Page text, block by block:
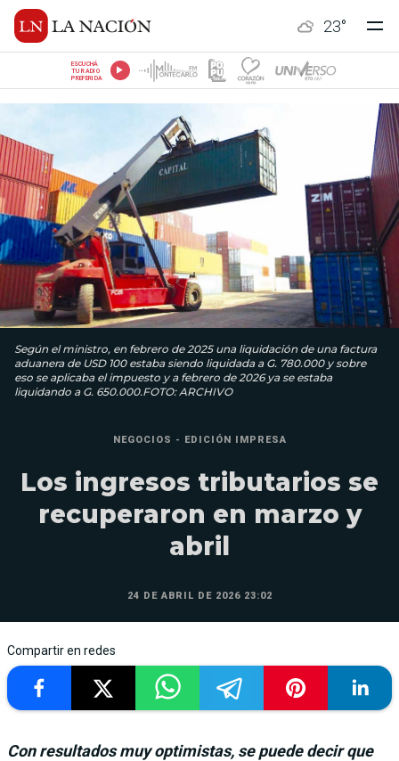
23°
ESCUCHÁ
TU RADIO
PREFERIDA
Según el ministro, en febrero de 2025 una liquidación de una factura
aduanera de USD 100 estaba siendo liquidada a G. 780.000 y sobre
eso se aplicaba el impuesto y a febrero de 2026 ya se estaba
liquidando a G. 650.000.FOTO: ARCHIVO
NEGOCIOS - EDICIÓN IMPRESA
Los ingresos tributarios se
recuperaron en marzo y
abril
24 DE ABRIL DE 2026 23:02
Compartir en redes
Con resultados muy optimistas, se puede decir que